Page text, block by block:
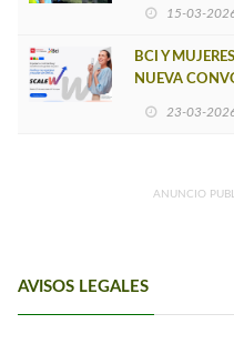
15-03-
BCI Y
NUEVA
23-03-
ANUNCIO
AVISOS LEGALES